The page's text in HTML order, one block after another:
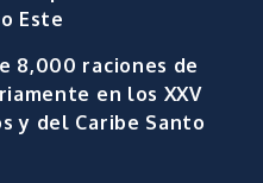
Este
8,000 raciones de
en los XXV
y del Caribe Santo